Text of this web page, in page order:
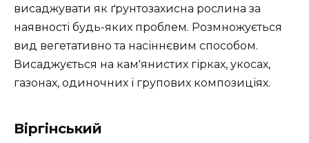
висаджувати як ґрунтозахисна рослина за
наявності будь-яких проблем. Розмножується
вид вегетативно та насіннєвим способом.
Висаджується на кам'янистих гірках, укосах,
газонах, одиночних і групових композиціях.
Віргінський